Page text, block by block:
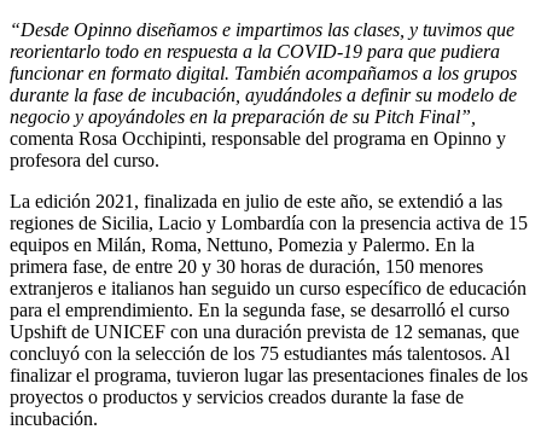
“Desde Opinno diseñamos e impartimos las clases, y tuvimos que
reorientarlo todo en respuesta a la COVID-19 para que pudiera
funcionar en formato digital. También acompañamos a los grupos
durante la fase de incubación, ayudándoles a definir su modelo de
negocio y apoyándoles en la preparación de su Pitch Final”,
comenta Rosa Occhipinti, responsable del programa en Opinno y
profesora del curso.
La edición 2021, finalizada en julio de este año, se extendió a las
regiones de Sicilia, Lacio y Lombardía con la presencia activa de 15
equipos en Milán, Roma, Nettuno, Pomezia y Palermo. En la
primera fase, de entre 20 y 30 horas de duración, 150 menores
extranjeros e italianos han seguido un curso específico de educación
para el emprendimiento. En la segunda fase, se desarrolló el curso
Upshift de UNICEF con una duración prevista de 12 semanas, que
concluyó con la selección de los 75 estudiantes más talentosos. Al
finalizar el programa, tuvieron lugar las presentaciones finales de los
proyectos o productos y servicios creados durante la fase de
incubación.